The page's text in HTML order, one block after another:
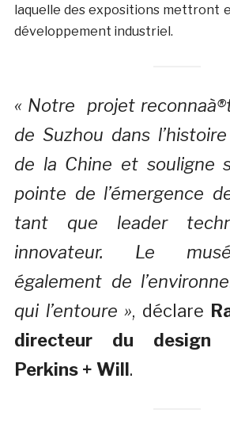
laquelle des expositions mettront
développement industriel.
« Notre projet
de Suzhou dans
de la Chine et souligne
pointe de l’émergence
tant que leader
innovateur. Le
également de
qui l’entoure », déclare
directeur du design
Perkins + Will.